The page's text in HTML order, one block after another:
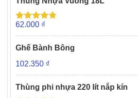
Được xếp
hạng4.73
62.000 ₫
Ghế Bành Bông
102.350 ₫
Thùng phi nhựa 220 lít nắp kín